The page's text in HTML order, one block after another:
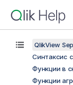
QlikView
Синтаксис
Функции в
Функции